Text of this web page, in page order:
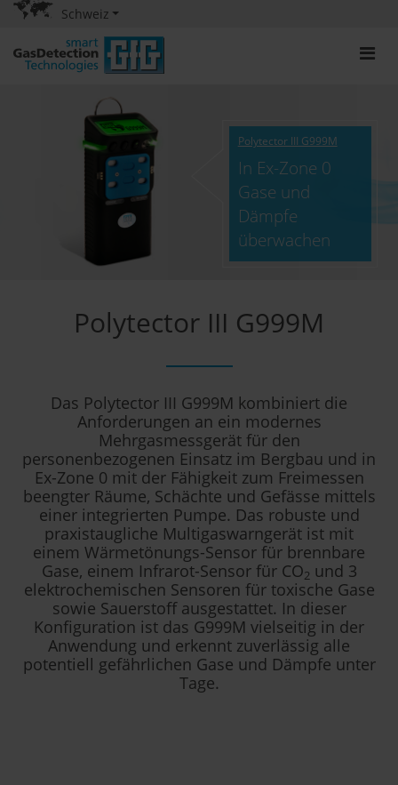
Schweiz
Polytector III G999M
In Ex-Zone 0
Gase und
Dämpfe
überwachen
Polytector III G999M
Das Polytector III G999M kombiniert die
Anforderungen an ein modernes
Mehrgasmessgerät für den
personenbezogenen Einsatz im Bergbau und in
Ex-Zone 0 mit der Fähigkeit zum Freimessen
beengter Räume, Schächte und Gefässe mittels
einer integrierten Pumpe. Das robuste und
praxistaugliche Multigaswarngerät ist mit
einem Wärmetönungs-Sensor für brennbare
Gase, einem Infrarot-Sensor für CO2 und 3
elektrochemischen Sensoren für toxische Gase
sowie Sauerstoff ausgestattet. In dieser
Konfiguration ist das G999M vielseitig in der
Anwendung und erkennt zuverlässig alle
potentiell gefährlichen Gase und Dämpfe unter
Tage.